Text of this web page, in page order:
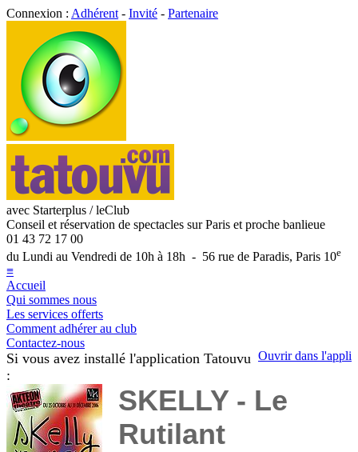
Connexion : Adhérent - Invité - Partenaire
avec Starterplus / leClub
Conseil et réservation de spectacles sur Paris et proche banlieue
01 43 72 17 00
du Lundi au Vendredi de 10h à 18h - 56 rue de Paradis, Paris 10e
≡
Accueil
Qui sommes nous
Les services offerts
Comment adhérer au club
Contactez-nous
Ouvrir dans l'appli
Si vous avez installé l'application Tatouvu
:
SKELLY - Le
Rutilant